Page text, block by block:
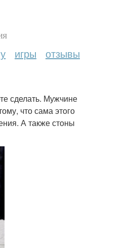
игры отзывы
сделать. Мужчине
что сама этого
А также стоны